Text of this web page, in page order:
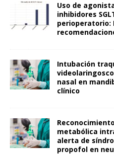
Uso de
inhibidores
perioperatorio:
Intubación
nasal en
clínico
metabólica
alerta de
propofol en